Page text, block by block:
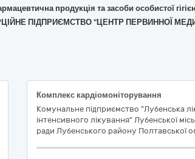
продукція та засоби особистої
ПІДПРИЄМСТВО "ЦЕНТР ПЕРВИННОЇ
Комплекс кардіомоніторування
Комунальне підприємство "Лубенська
інтенсивного лікування" Лубенської
ради Лубенського району Полтавської